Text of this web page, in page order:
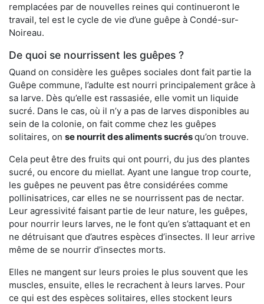
remplacées par de nouvelles reines qui continueront le
travail, tel est le cycle de vie d’une guêpe à Condé-sur-
Noireau.
De quoi se nourrissent les guêpes ?
Quand on considère les guêpes sociales dont fait partie la
Guêpe commune, l’adulte est nourri principalement grâce à
sa larve. Dès qu’elle est rassasiée, elle vomit un liquide
sucré. Dans le cas, où il n’y a pas de larves disponibles au
sein de la colonie, on fait comme chez les guêpes
solitaires, on se nourrit des aliments sucrésqu’on trouve.
Cela peut être des fruits qui ont pourri, du jus des plantes
sucré, ou encore du miellat. Ayant une langue trop courte,
les guêpes ne peuvent pas être considérées comme
pollinisatrices, car elles ne se nourrissent pas de nectar.
Leur agressivité faisant partie de leur nature, les guêpes,
pour nourrir leurs larves, ne le font qu’en s’attaquant et en
ne détruisant que d’autres espèces d’insectes. Il leur arrive
même de se nourrir d’insectes morts.
Elles ne mangent sur leurs proies le plus souvent que les
muscles, ensuite, elles le recrachent à leurs larves. Pour
ce qui est des espèces solitaires, elles stockent leurs